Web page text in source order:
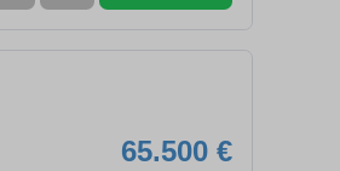
65.500 €